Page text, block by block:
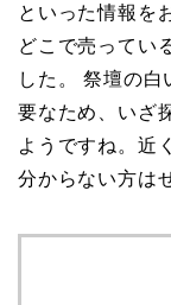
といった情報を
どこで売ってい
した。 祭壇の
要なため、いざ
ようですね。近
分からない方は